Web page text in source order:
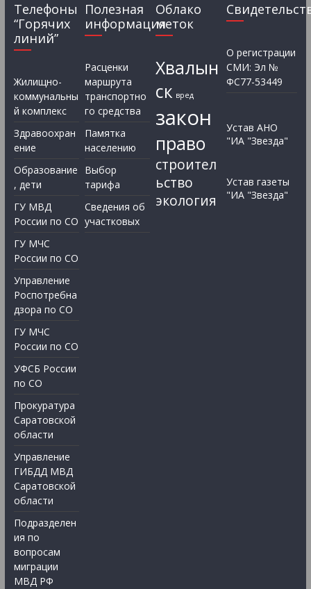
Телефоны
“Горячих
линий”
Жилищно-
коммунальны
й комплекс
Здравоохран
ение
Образование
, дети
ГУ МВД
России по СО
ГУ МЧС
России по СО
Управление
Роспотребна
дзора по СО
ГУ МЧС
России по СО
УФСБ России
по СО
Прокуратура
Саратовской
области
Управление
ГИБДД МВД
Саратовской
области
Подразделен
ия по
вопросам
миграции
МВД РФ
Полезная
информация
Расценки
маршрута
транспортно
го средства
Памятка
населению
Выбор
тарифа
Сведения об
участковых
Облако
меток
Хвалын
ск вред
закон
право
строител
ьство
экология
О регистрации
СМИ: Эл №
ФС77-53449
Устав АНО
"ИА "Звезда"
Устав газеты
"ИА "Звезда"